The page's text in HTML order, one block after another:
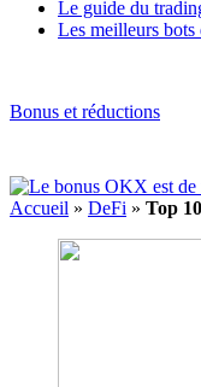
Le guide du
Les meilleurs bots
Bonus et réductions
Accueil » DeFi » Top